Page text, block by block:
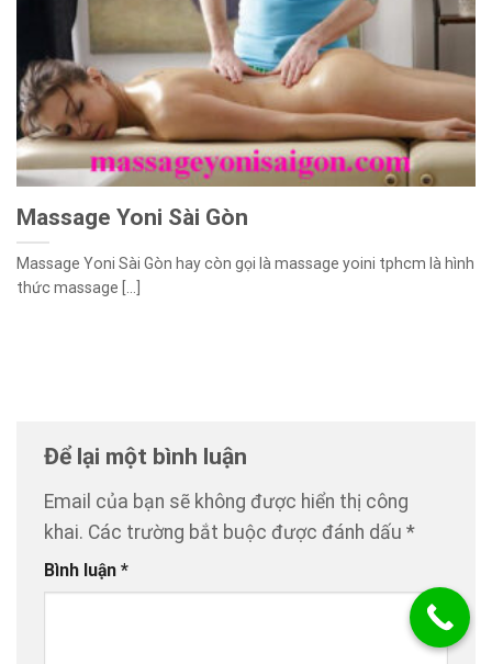
Massage Yoni Sài Gòn
Massage Yoni Sài Gòn hay còn gọi là massage yoini tphcm là hình
thức massage [...]
Để lại một bình luận
Email của bạn sẽ không được hiển thị công
khai. Các trường bắt buộc được đánh dấu *
Bình luận *